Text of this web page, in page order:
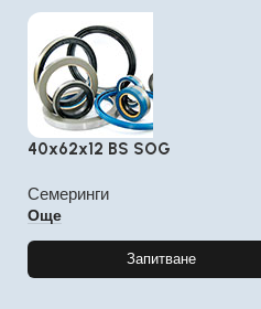
40x62x12 BS SOG
Семеринги
Още
Запитване